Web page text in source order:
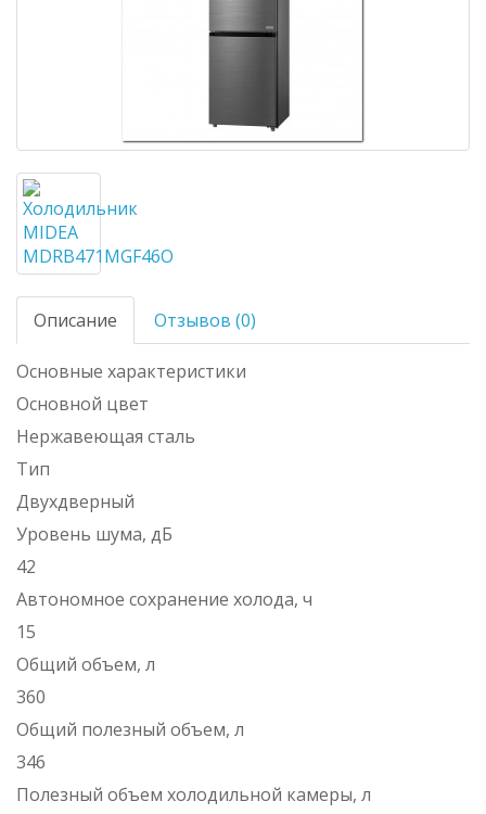
Описание Отзывов (0)
Основные характеристики
Основной цвет
Нержавеющая сталь
Тип
Двухдверный
Уровень шума, дБ
42
Автономное сохранение холода, ч
15
Общий объем, л
360
Общий полезный объем, л
346
Полезный объем холодильной камеры, л